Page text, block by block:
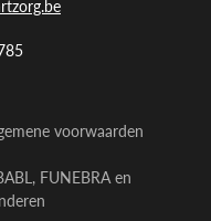
voorwaarden
, FUNEBRAen